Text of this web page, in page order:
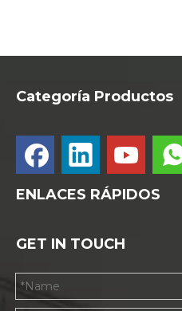
Categoría Productos
ENLACES RÁPIDOS
GET IN TOUCH